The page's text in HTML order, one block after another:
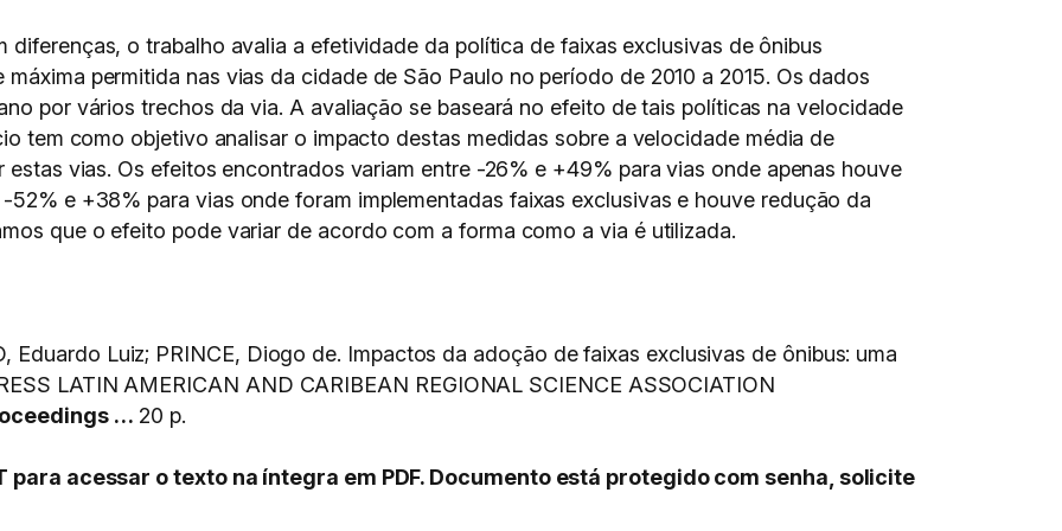
diferenças, o trabalho avalia a efetividade da política de faixas exclusivas de ônibus
permitida nas vias da cidade de São Paulo no período de 2010 a 2015. Os dados
por vários trechos da via. A avaliação se baseará no efeito de tais políticas na velocidade
tem como objetivo analisar o impacto destas medidas sobre a velocidade média de
vias. Os efeitos encontrados variam entre -26% e +49% para vias onde apenas houve
e +38% para vias onde foram implementadas faixas exclusivas e houve redução da
que o efeito pode variar de acordo com a forma como a via é utilizada.
Eduardo Luiz; PRINCE, Diogo de. Impactos da adoção de faixas exclusivas de ônibus: uma
LATIN AMERICAN AND CARIBEAN REGIONAL SCIENCE ASSOCIATION
… 20 p.
para acessar o texto na íntegra em PDF. Documento está protegido com senha, solicite